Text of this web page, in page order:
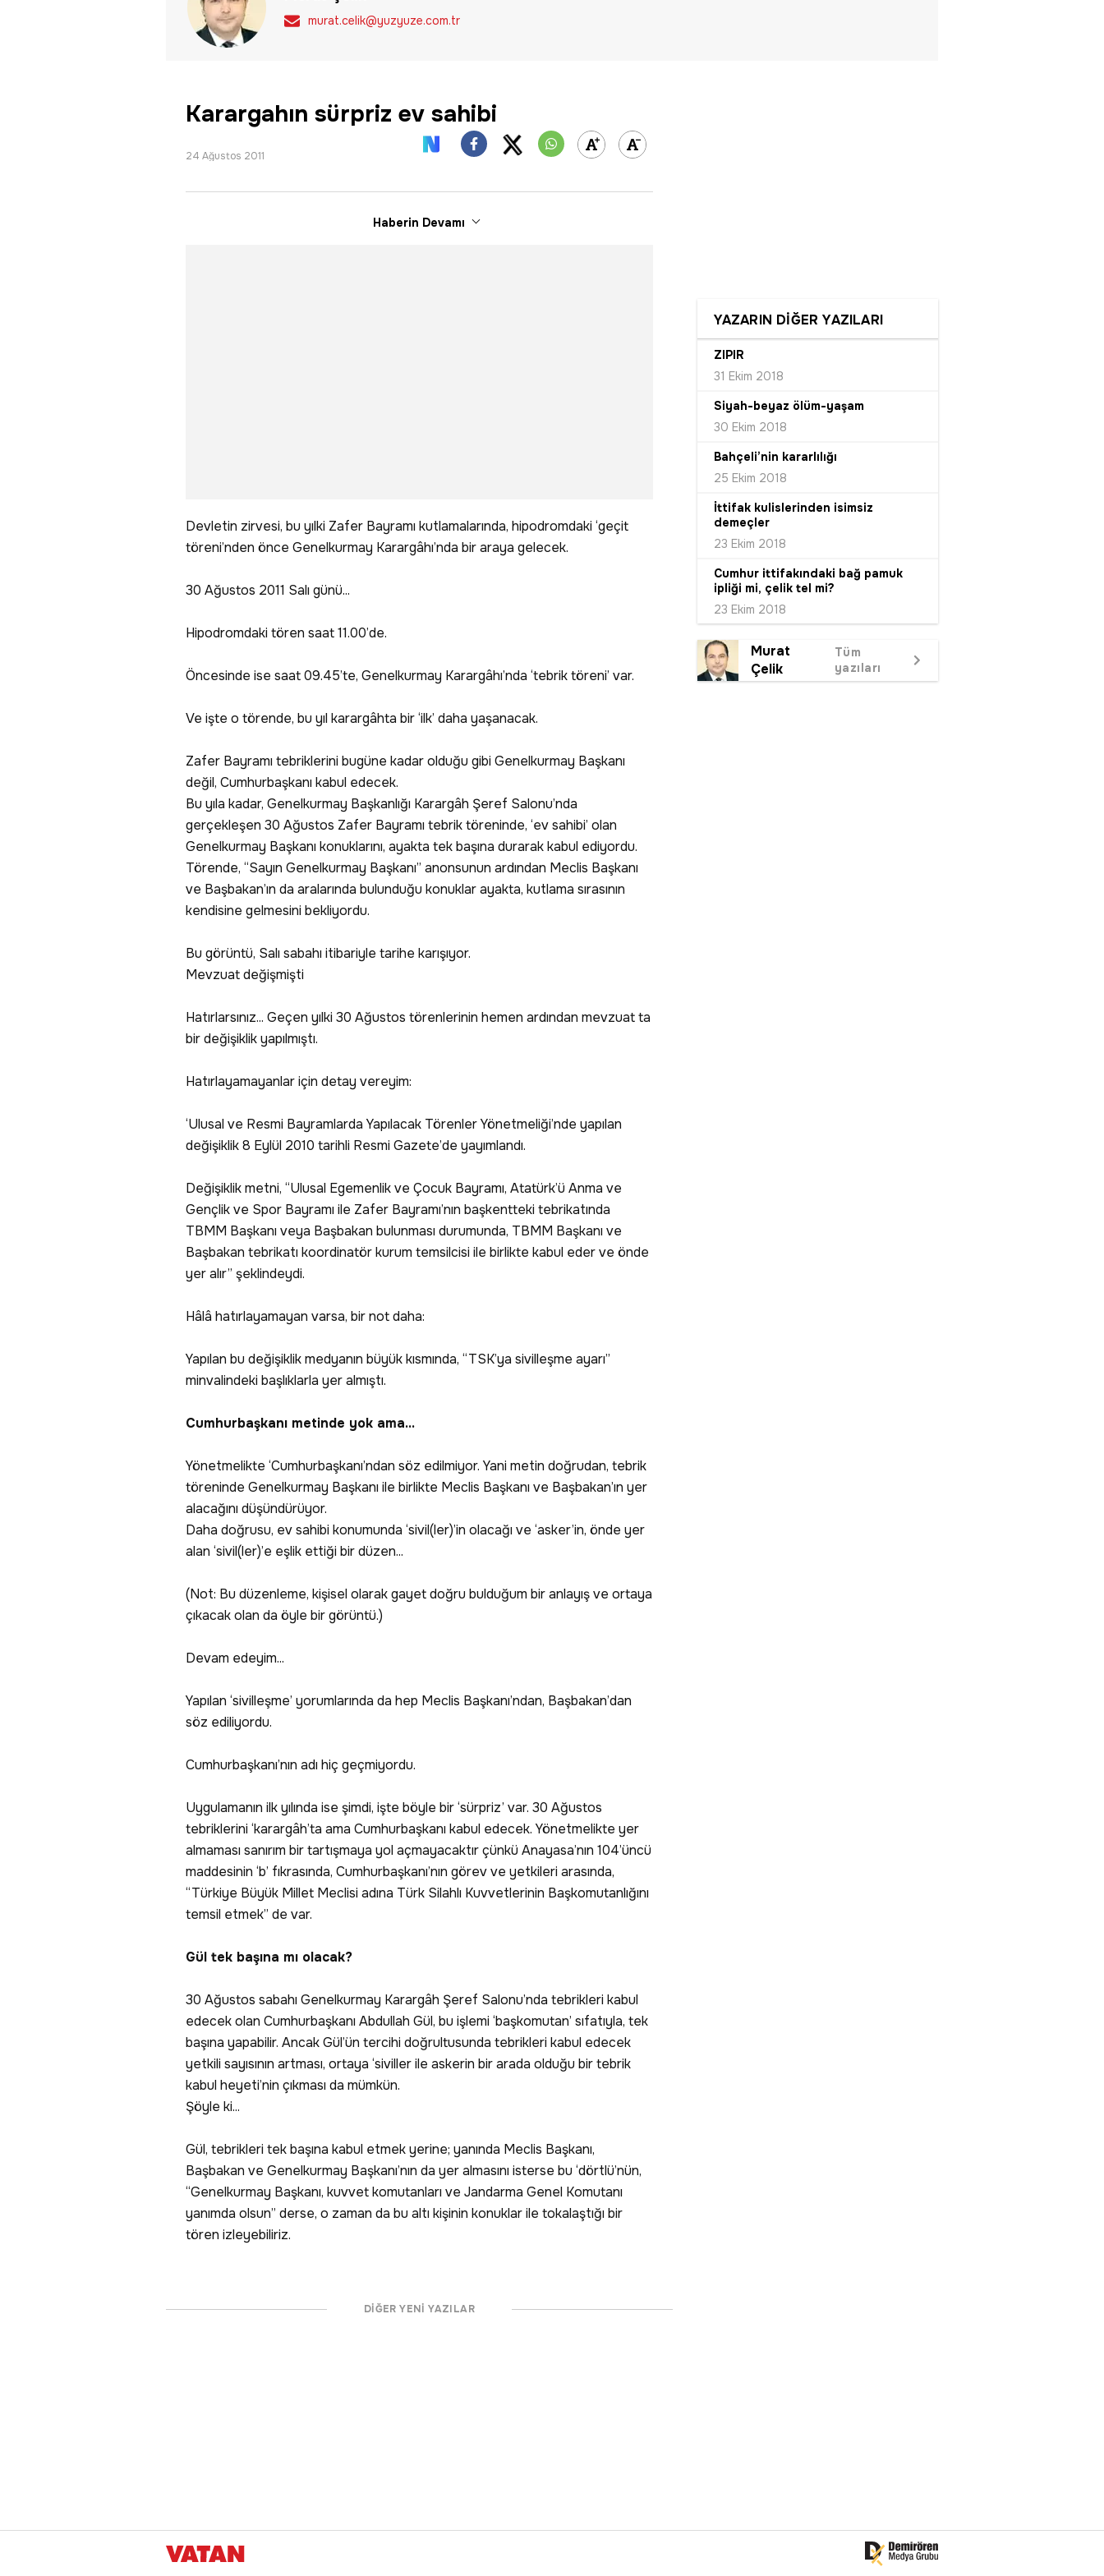
murat.celik@yuzyuze.com.tr
Karargahın sürpriz ev sahibi
24 Ağustos 2011
Haberin Devamı
Devletin zirvesi, bu yılki Zafer Bayramı kutlamalarında, hipodromdaki ‘geçit
töreni’nden önce Genelkurmay Karargâhı’nda bir araya gelecek.
30 Ağustos 2011 Salı günü...
Hipodromdaki tören saat 11.00’de.
Öncesinde ise saat 09.45’te, Genelkurmay Karargâhı’nda ‘tebrik töreni’ var.
Ve işte o törende, bu yıl karargâhta bir ‘ilk’ daha yaşanacak.
Zafer Bayramı tebriklerini bugüne kadar olduğu gibi Genelkurmay Başkanı
değil, Cumhurbaşkanı kabul edecek.
Bu yıla kadar, Genelkurmay Başkanlığı Karargâh Şeref Salonu’nda
gerçekleşen 30 Ağustos Zafer Bayramı tebrik töreninde, ‘ev sahibi’ olan
Genelkurmay Başkanı konuklarını, ayakta tek başına durarak kabul ediyordu.
Törende, “Sayın Genelkurmay Başkanı” anonsunun ardından Meclis Başkanı
ve Başbakan’ın da aralarında bulunduğu konuklar ayakta, kutlama sırasının
kendisine gelmesini bekliyordu.
Bu görüntü, Salı sabahı itibariyle tarihe karışıyor.
Mevzuat değişmişti
Hatırlarsınız... Geçen yılki 30 Ağustos törenlerinin hemen ardından mevzuat ta
bir değişiklik yapılmıştı.
Hatırlayamayanlar için detay vereyim:
‘Ulusal ve Resmi Bayramlarda Yapılacak Törenler Yönetmeliği’nde yapılan
değişiklik 8 Eylül 2010 tarihli Resmi Gazete’de yayımlandı.
Değişiklik metni, “Ulusal Egemenlik ve Çocuk Bayramı, Atatürk’ü Anma ve
Gençlik ve Spor Bayramı ile Zafer Bayramı’nın başkentteki tebrikatında
TBMM Başkanı veya Başbakan bulunması durumunda, TBMM Başkanı ve
Başbakan tebrikatı koordinatör kurum temsilcisi ile birlikte kabul eder ve önde
yer alır” şeklindeydi.
Hâlâ hatırlayamayan varsa, bir not daha:
Yapılan bu değişiklik medyanın büyük kısmında, “TSK’ya sivilleşme ayarı”
minvalindeki başlıklarla yer almıştı.
Cumhurbaşkanı metinde yok ama...
Yönetmelikte ‘Cumhurbaşkanı’ndan söz edilmiyor. Yani metin doğrudan, tebrik
töreninde Genelkurmay Başkanı ile birlikte Meclis Başkanı ve Başbakan’ın yer
alacağını düşündürüyor.
Daha doğrusu, ev sahibi konumunda ‘sivil(ler)’in olacağı ve ‘asker’in, önde yer
alan ‘sivil(ler)’e eşlik ettiği bir düzen...
(Not: Bu düzenleme, kişisel olarak gayet doğru bulduğum bir anlayış ve ortaya
çıkacak olan da öyle bir görüntü.)
Devam edeyim...
Yapılan ‘sivilleşme’ yorumlarında da hep Meclis Başkanı’ndan, Başbakan’dan
söz ediliyordu.
Cumhurbaşkanı’nın adı hiç geçmiyordu.
Uygulamanın ilk yılında ise şimdi, işte böyle bir ‘sürpriz’ var. 30 Ağustos
tebriklerini ‘karargâh’ta ama Cumhurbaşkanı kabul edecek. Yönetmelikte yer
almaması sanırım bir tartışmaya yol açmayacaktır çünkü Anayasa’nın 104’üncü
maddesinin ‘b’ fıkrasında, Cumhurbaşkanı’nın görev ve yetkileri arasında,
“Türkiye Büyük Millet Meclisi adına Türk Silahlı Kuvvetlerinin Başkomutanlığını
temsil etmek” de var.
Gül tek başına mı olacak?
30 Ağustos sabahı Genelkurmay Karargâh Şeref Salonu’nda tebrikleri kabul
edecek olan Cumhurbaşkanı Abdullah Gül, bu işlemi ‘başkomutan’ sıfatıyla, tek
başına yapabilir. Ancak Gül’ün tercihi doğrultusunda tebrikleri kabul edecek
yetkili sayısının artması, ortaya ‘siviller ile askerin bir arada olduğu bir tebrik
kabul heyeti’nin çıkması da mümkün.
Şöyle ki...
Gül, tebrikleri tek başına kabul etmek yerine; yanında Meclis Başkanı,
Başbakan ve Genelkurmay Başkanı’nın da yer almasını isterse bu ‘dörtlü’nün,
“Genelkurmay Başkanı, kuvvet komutanları ve Jandarma Genel Komutanı
yanımda olsun” derse, o zaman da bu altı kişinin konuklar ile tokalaştığı bir
tören izleyebiliriz.
YAZARIN DİĞER YAZILARI
ZIPIR
31 Ekim 2018
Siyah-beyaz ölüm-yaşam
30 Ekim 2018
Bahçeli’nin kararlılığı
25 Ekim 2018
İttifak kulislerinden isimsiz
demeçler
23 Ekim 2018
Cumhur ittifakındaki bağ pamuk
ipliği mi, çelik tel mi?
23 Ekim 2018
Murat
Çelik
Tüm
yazıları
DİĞER YENİ YAZILAR